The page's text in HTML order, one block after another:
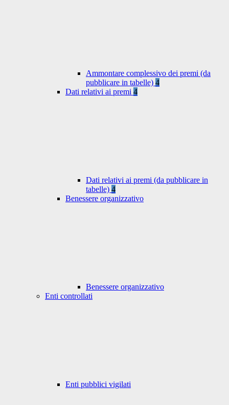
Ammontare complessivo dei premi (da
pubblicare in tabelle) 4
Dati relativi ai premi 4
Dati relativi ai premi (da pubblicare in
tabelle) 4
Benessere organizzativo
Benessere organizzativo
Enti controllati
Enti pubblici vigilati